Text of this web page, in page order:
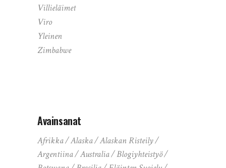
Villieläimet
Viro
Yleinen
Zimbabwe
Avainsanat
Afrikka Alaska
Alaskan Risteily
Argentiina
Australia
Blogiyhteistyö